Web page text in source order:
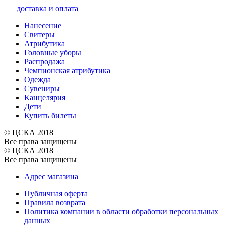
доставка и оплата
Нанесение
Свитеры
Атрибутика
Головные уборы
Распродажа
Чемпионская атрибутика
Одежда
Сувениры
Канцелярия
Дети
Купить билеты
© ЦСКА 2018
Все права защищены
© ЦСКА 2018
Все права защищены
Адрес магазина
Публичная оферта
Правила возврата
Политика компании в области обработки персональных
данных